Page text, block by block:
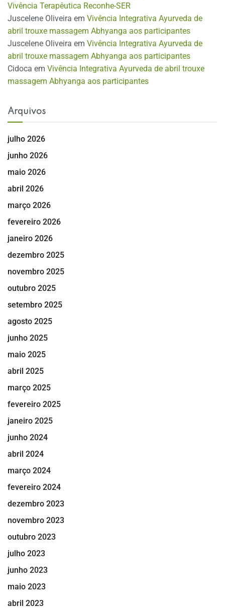
Vivência Terapêutica Reconhe-SER
Juscelene Oliveira em Vivência Integrativa Ayurveda de
abril trouxe massagem Abhyanga aos participantes
Juscelene Oliveira em Vivência Integrativa Ayurveda de
abril trouxe massagem Abhyanga aos participantes
Cidoca em Vivência Integrativa Ayurveda de abril trouxe
massagem Abhyanga aos participantes
Arquivos
julho 2026
junho 2026
maio 2026
abril 2026
março 2026
fevereiro 2026
janeiro 2026
dezembro 2025
novembro 2025
outubro 2025
setembro 2025
agosto 2025
junho 2025
maio 2025
abril 2025
março 2025
fevereiro 2025
janeiro 2025
junho 2024
abril 2024
março 2024
fevereiro 2024
dezembro 2023
novembro 2023
outubro 2023
julho 2023
junho 2023
maio 2023
abril 2023